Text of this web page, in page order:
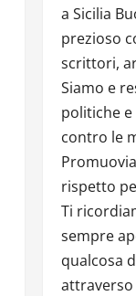
a Sicilia
prezioso
scrittori,
Siamo e
politiche
contro le
rispetto
Ti
sempre
qualcosa